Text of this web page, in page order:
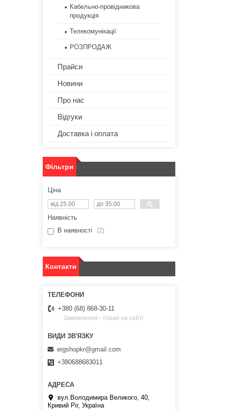
Кабельно-провідникова
продукція
Телекомунікації
РОЗПРОДАЖ
Прайси
Новини
Про нас
Відгуки
Доставка і оплата
Фільтри
Ціна
Наявність
В наявності
2
Контакти
+380 (68) 868-30-11
Замовлення - тільки на сайті
ergshopkr@gmail.com
+380688683011
вул.Володимира Великого, 40,
Кривий Ріг, Україна